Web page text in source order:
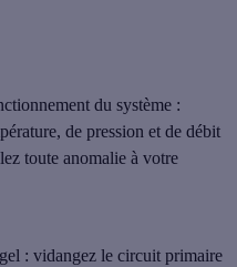
du système :
de pression et de débit
toute anomalie à votre
: vidangez le circuit primaire